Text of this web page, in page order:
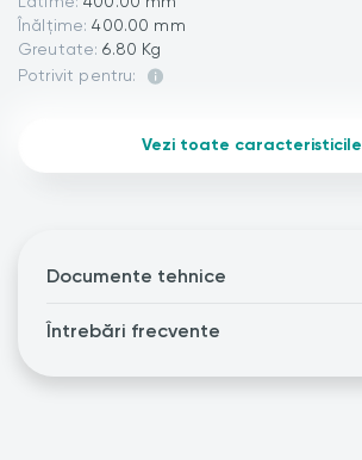
Înălțime: 400.00 mm
Greutate: 6.80 Kg
Potrivit pentru:
Vezi toate caracteristicile
Documente tehnice
Întrebări frecvente